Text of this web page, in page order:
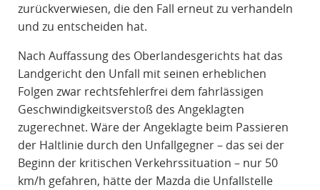
zurückverwiesen, die den Fall erneut zu verhandeln
und zu entscheiden hat.
Nach Auffassung des Oberlandesgerichts hat das
Landgericht den Unfall mit seinen erheblichen
Folgen zwar rechtsfehlerfrei dem fahrlässigen
Geschwindigkeitsverstoß des Angeklagten
zugerechnet. Wäre der Angeklagte beim Passieren
der Haltlinie durch den Unfallgegner – das sei der
Beginn der kritischen Verkehrssituation – nur 50
km/h gefahren, hätte der Mazda die Unfallstelle